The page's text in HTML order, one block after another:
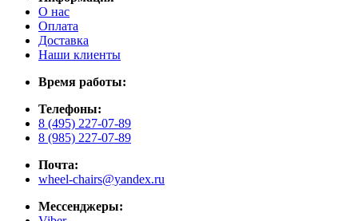
О нас
Оплата
Доставка
Наши клиенты
Время работы:
Телефоны:
8 (495) 227-07-89
8 (985) 227-07-89
Почта:
wheel-chairs@yandex.ru
Мессенджеры: